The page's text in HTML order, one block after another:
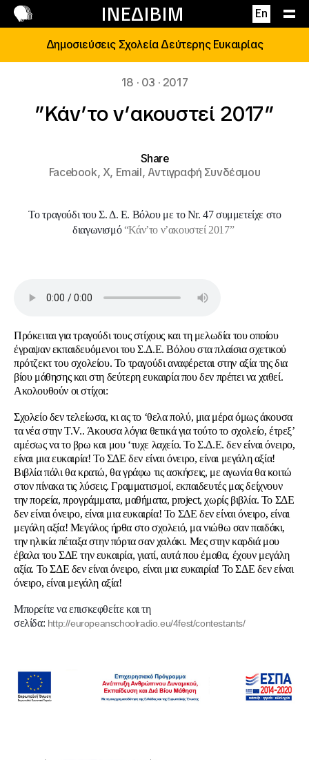
ΙΝΕΔΙΒΙΜ En
Επικοινωνία
Δημοσιεύσεις Σχολεία Δεύτερης Ευκαιρίας
18 · 03 · 2017
”Κάν’το ν’ακουστεί 2017”
Share
Facebook,X, Email,Αντιγραφή Συνδέσμου
Tο τραγούδι τουΣ. Δ. Ε. Βόλουμε το Nr. 47 συμμετείχε στο
διαγωνισμό“Κάν’το ν’ακουστεί 2017”
Πρόκειται για τραγούδι τους στίχους και τη μελωδία του οποίου
έγραψαν εκπαιδευόμενοι του Σ.Δ.Ε. Βόλου στα πλαίσια σχετικού
πρότζεκτ του σχολείου. Το τραγούδι αναφέρεται στην αξία της δια
βίου μάθησης και στη δεύτερη ευκαιρία που δεν πρέπει να χαθεί.
Ακολουθούν οι στίχοι:
Σχολείο δεν τελείωσα, κι ας το ‘θελα πολύ, μια μέρα όμως άκουσα
τα νέα στην T.V.. Άκουσα λόγια θετικά για τούτο το σχολείο, έτρεξ’
αμέσως να το βρω και μου ‘τυχε λαχείο. Το Σ.Δ.Ε. δεν είναι όνειρο,
είναι μια ευκαιρία! Το ΣΔΕ δεν είναι όνειρο, είναι μεγάλη αξία!
Βιβλία πάλι θα κρατώ, θα γράφω τις ασκήσεις, με αγωνία θα κοιτώ
στον πίνακα τις λύσεις. Γραμματισμοί, εκπαιδευτές μας δείχνουν
την πορεία, προγράμματα, μαθήματα, project, χωρίς βιβλία. Το ΣΔΕ
δεν είναι όνειρο, είναι μια ευκαιρία! Το ΣΔΕ δεν είναι όνειρο, είναι
μεγάλη αξία! Μεγάλος ήρθα στο σχολειό, μα νιώθω σαν παιδάκι,
την ηλικία πέταξα στην πόρτα σαν χαλάκι. Μες στην καρδιά μου
έβαλα του ΣΔΕ την ευκαιρία, γιατί, αυτά που έμαθα, έχουν μεγάλη
αξία. Το ΣΔΕ δεν είναι όνειρο, είναι μια ευκαιρία! Το ΣΔΕ δεν είναι
όνειρο, είναι μεγάλη αξία!
Mπορείτε να επισκεφθείτε και τη
σελίδα: http://europeanschoolradio.eu/4fest/contestants/